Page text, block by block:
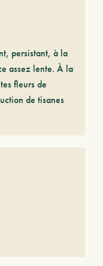
persistant, à la
assez lente. À la
fleurs de
de tisanes